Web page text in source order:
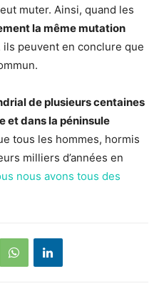
muter. Ainsi, quand les
la même mutation
peuvent en conclure que
de plusieurs centaines
et dans la péninsule
tous les hommes, hormis
milliers d’années en
nous avons tous des